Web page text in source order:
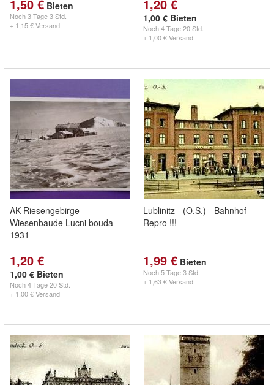
1,50 € Bieten
Noch3 Tage 3 Std.
+ 1,15 € Versand
1,20 €
1,00 € Bieten
Noch4 Tage 20 Std.
+ 1,00 € Versand
AK Riesengebirge
Wiesenbaude Lucni bouda
1931
1,20 €
1,00 € Bieten
Noch4 Tage 20 Std.
+ 1,00 € Versand
Lublinitz - (O.S.) - Bahnhof -
Repro !!!
1,99 € Bieten
Noch5 Tage 3 Std.
+ 1,63 € Versand